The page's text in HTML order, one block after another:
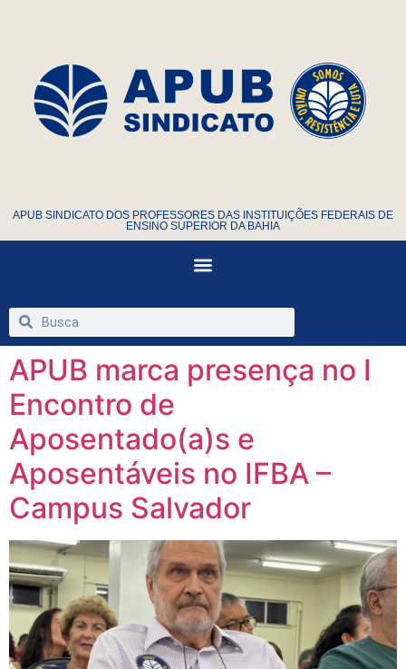
APUB SINDICATO DOS PROFESSORES DAS INSTITUIÇÕES FEDERAIS DE
ENSINO SUPERIOR DA BAHIA
APUB marca presença no I
Encontro de
Aposentado(a)s e
Aposentáveis no IFBA –
Campus Salvador